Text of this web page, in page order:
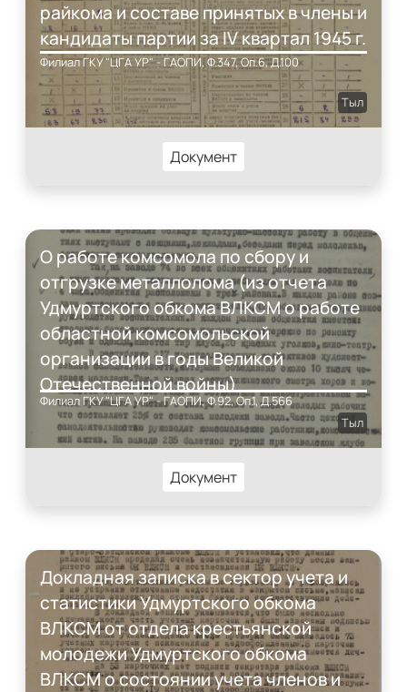
райкома и составе принятых в члены и
кандидаты партии за IV квартал 1945 г.
Филиал ГКУ "ЦГА УР" - ГАОПИ, Ф.347, Оп.6, Д.100
Тыл
Документ
О работе комсомола по сбору и
отгрузке металлолома (из отчета
Удмуртского обкома ВЛКСМ о работе
областной комсомольской
организации в годы Великой
Отечественной войны)
Филиал ГКУ "ЦГА УР" - ГАОПИ, Ф.92, Оп.1, Д.566
Тыл
Документ
Докладная записка в сектор учета и
статистики Удмуртского обкома
ВЛКСМ от отдела крестьянской
молодежи Удмуртского обкома
ВЛКСМ о состоянии учета членов и